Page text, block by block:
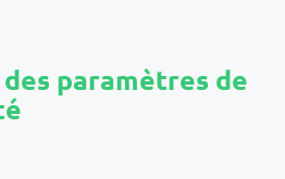
paramètres de